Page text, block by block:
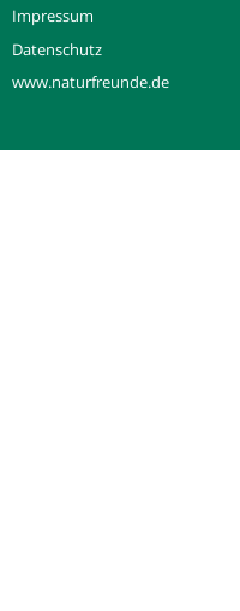
Impressum
Datenschutz
www.naturfreunde.de